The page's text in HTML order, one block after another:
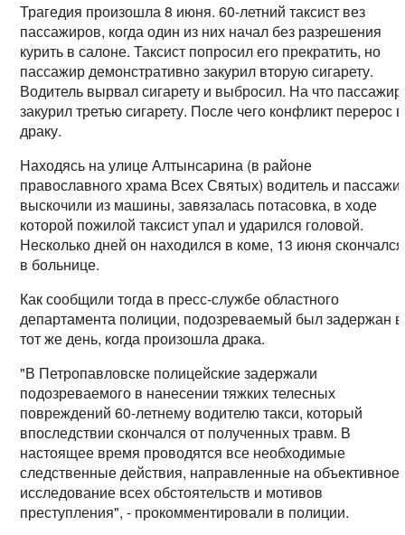
Трагедия произошла 8 июня. 60-летний таксист вез
пассажиров, когда один из них начал без разрешения
курить в салоне. Таксист попросил его прекратить, но
пассажир демонстративно закурил вторую сигарету.
Водитель вырвал сигарету и выбросил. На что пассажир
закурил третью сигарету. После чего конфликт перерос в
драку.
Находясь на улице Алтынсарина (в районе
православного храма Всех Святых) водитель и
выскочили из машины, завязалась потасовка, в ходе
которой пожилой таксист упал и ударился головой.
Несколько дней он находился в коме, 13 июня скончался
в больнице.
Как сообщили тогда в пресс-службе областного
департамента полиции, подозреваемый был задержан в
тот же день, когда произошла драка.
"В Петропавловске полицейские задержали
подозреваемого в нанесении тяжких телесных
повреждений 60-летнему водителю такси, который
впоследствии скончался от полученных травм. В
настоящее время проводятся все необходимые
следственные действия, направленные на объективное
исследование всех обстоятельств и мотивов
преступления", - прокомментировали в полиции.